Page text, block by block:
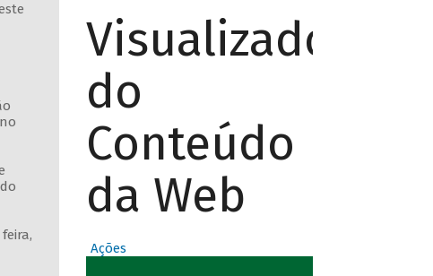
Visualizador
do
Conteúdo
da Web
Ações